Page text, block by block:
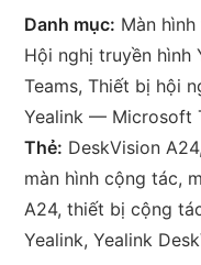
A24
Màn
hình
cộng
tác
All-
in-
one
Danh mục: Màn
Hội nghị truyền hình
Teams,Thiết bị hội
Yealink — Microsoft
Thẻ: DeskVision A24
màn hình cộng tác,
A24,thiết bị cộng
Yealink,Yealink